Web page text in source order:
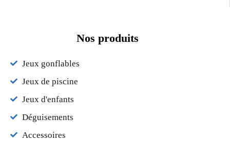
Nos produits
Jeux gonflables
Jeux de piscine
Jeux d'enfants
Déguisements
Accessoires